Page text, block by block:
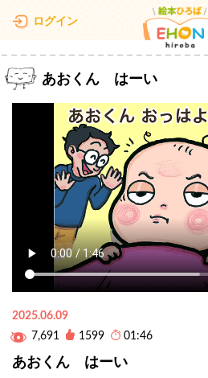
ログイン
あおくん はーい
2025.06.09
7,691
1599 01:46
あおくん はーい